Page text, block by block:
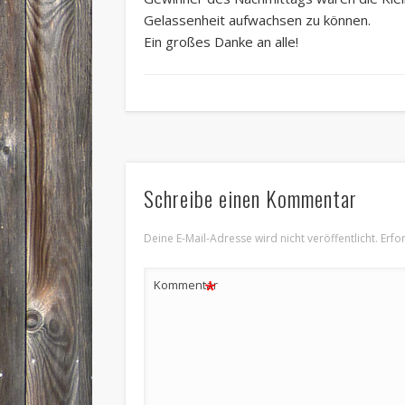
Gelassenheit aufwachsen zu können.
Ein großes Danke an alle!
Schreibe einen Kommentar
Deine E-Mail-Adresse wird nicht veröffentlicht.
Kommentar
*